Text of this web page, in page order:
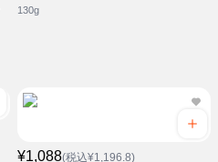
130g
¥1,088(税込¥1,196.8)